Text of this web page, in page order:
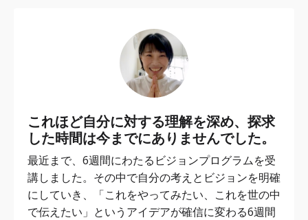
これほど自分に対する理解を深め、探求
した時間は今までにありませんでした。
最近まで、6週間にわたるビジョンプログラムを受
講しました。その中で自分の考えとビジョンを明確
にしていき、「これをやってみたい、これを世の中
で伝えたい」というアイデアが確信に変わる6週間